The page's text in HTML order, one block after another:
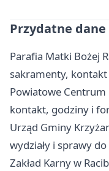
Przydatne
Parafia Matki Bożej
sakramenty, kontakt
Powiatowe Centrum
kontakt, godziny i
Urząd Gminy
wydziały i sprawy do
Zakład Karny w